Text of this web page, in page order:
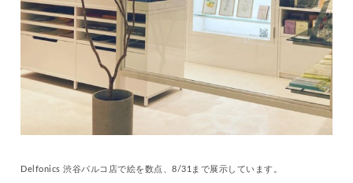
Delfonics 渋谷パルコ店で絵を数点、8/31まで展示しています。